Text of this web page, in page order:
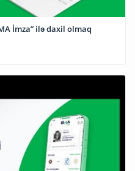
İmza” ilə daxil olmaq